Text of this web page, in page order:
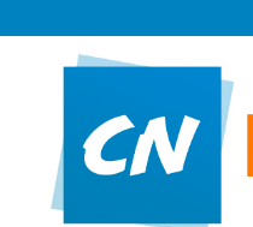
CN
Une vie